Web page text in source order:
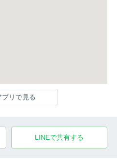
プリで見る
LINEで共有する